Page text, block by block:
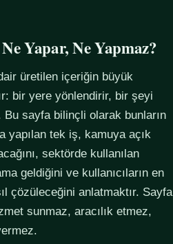
Yapar, Ne Yapmaz?
üretilen içeriğin büyük
bir yere yönlendirir, bir şeyi
sayfa bilinçli olarak bunların
yapılan tek iş, kamuya açık
sektörde kullanılan
geldiğini ve kullanıcıların en
çözüleceğini anlatmaktır. Sayfa
sunmaz, aracılık etmez,